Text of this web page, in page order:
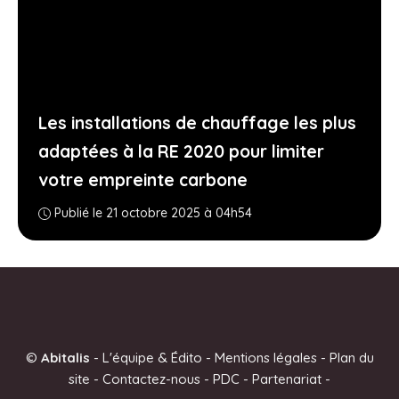
Les installations de chauffage les plus
adaptées à la RE 2020 pour limiter
votre empreinte carbone
Publié le 21 octobre 2025 à 04h54
© Abitalis - L'équipe & Édito - Mentions légales- Plan du
site - Contactez-nous - PDC - Partenariat -